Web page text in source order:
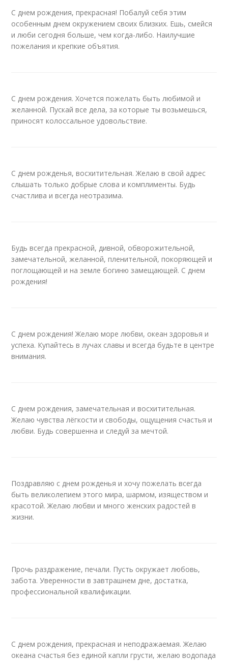
С днем рождения, прекрасная! Побалуй себя этим
особенным днем окружением своих близких. Ешь, смейся
и люби сегодня больше, чем когда-либо. Наилучшие
пожелания и крепкие объятия.
С днем рождения. Хочется пожелать быть любимой и
желанной. Пускай все дела, за которые ты возьмешься,
приносят колоссальное удовольствие.
С днем рожденья, восхитительная. Желаю в свой адрес
слышать только добрые слова и комплименты. Будь
счастлива и всегда неотразима.
Будь всегда прекрасной, дивной, обворожительной,
замечательной, желанной, пленительной, покоряющей и
поглощающей и на земле богиню замещающей. С днем
рождения!
С днем рождения! Желаю море любви, океан здоровья и
успеха. Купайтесь в лучах славы и всегда будьте в центре
внимания.
С днем рождения, замечательная и восхитительная.
Желаю чувства лёгкости и свободы, ощущения счастья и
любви. Будь совершенна и следуй за мечтой.
Поздравляю с днем рожденья и хочу пожелать всегда
быть великолепием этого мира, шармом, изяществом и
красотой. Желаю любви и много женских радостей в
жизни.
Прочь раздражение, печали. Пусть окружает любовь,
забота. Уверенности в завтрашнем дне, достатка,
профессиональной квалификации.
С днем рождения, прекрасная и неподражаемая. Желаю
океана счастья без единой капли грусти, желаю водопада